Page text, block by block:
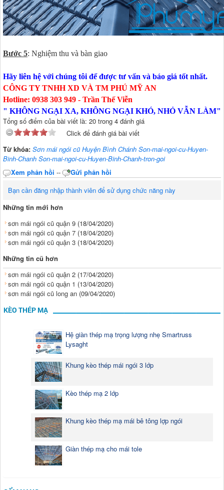
Bước 5: Nghiệm thu và bàn giao
Hãy liên hệ với chúng tôi để được tư vấn và báo giá tốt nhất.
CÔNG TY TNHH XD VÀ TM PHÚ MỸ AN
Hotline: 0938 303 949 - Trần Thế Viễn
" KHÔNG NGẠI XA, KHÔNG NGẠI KHÓ, NHỎ VẪN LÀM"
Tổng số điểm của bài viết là: 20 trong 4 đánh giá
Click để đánh giá bài viết
Từ khóa: Sơn mái ngói cũ Huyện Bình Chánh Son-mai-ngoi-cu-Huyen-
Binh-Chanh Son-mai-ngoi-cu-Huyen-Binh-Chanh-tron-goi
Xem phản hồi --
Gửi phản hồi
Bạn cần đăng nhập thành viên để sử dụng chức năng này
Những tin mới hơn
sơn mái ngói cũ quận 9 (18/04/2020)
sơn mái ngói cũ quận 7 (18/04/2020)
sơn mái ngói cũ quận 3 (18/04/2020)
Những tin cũ hơn
sơn mái ngói cũ quận 2 (17/04/2020)
sơn mái ngói cũ quận 1 (13/04/2020)
sơn mái ngói cũ long an (09/04/2020)
KÈO THÉP MẠ
Hệ giàn thép mạ trọng lượng nhẹ Smartruss
Lysaght
Khung kèo thép mái ngói 3 lớp
Kèo thép mạ 2 lớp
Khung kèo thép mạ mái bê tông lợp ngói
Giàn thép mạ cho mái tole